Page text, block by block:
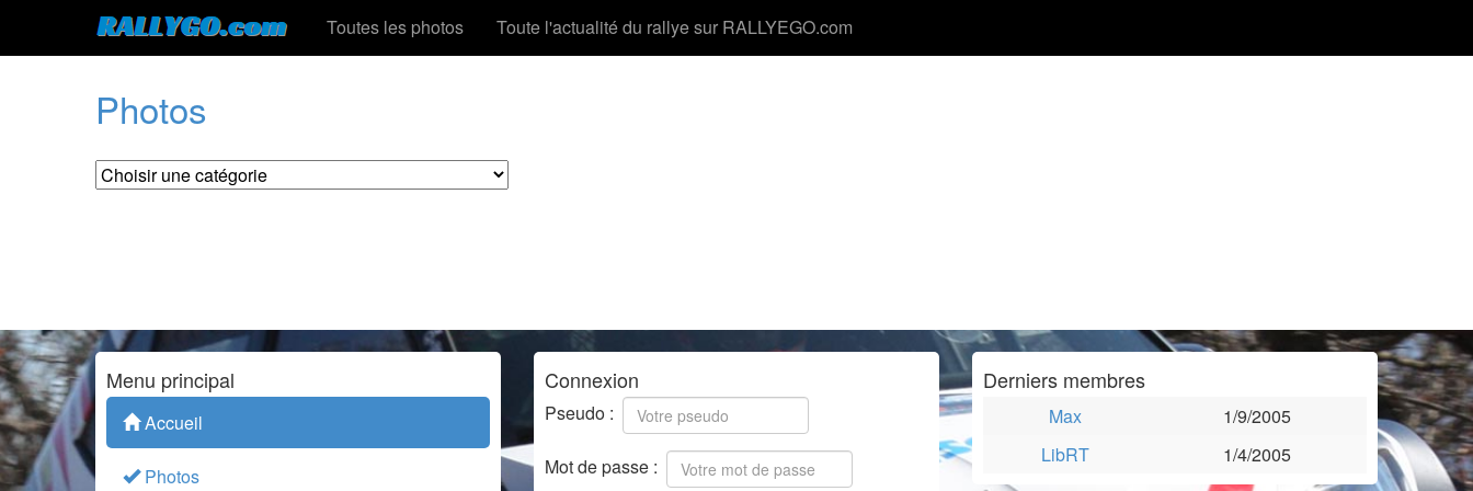
Toutes les photos Toute l'actualité du rallye sur RALLYEGO.com
Photos
Menu principal
Accueil
Photos
Connexion
Pseudo :
Mot de passe :
Derniers membres
Max
1/9/2005
LibRT
1/4/2005